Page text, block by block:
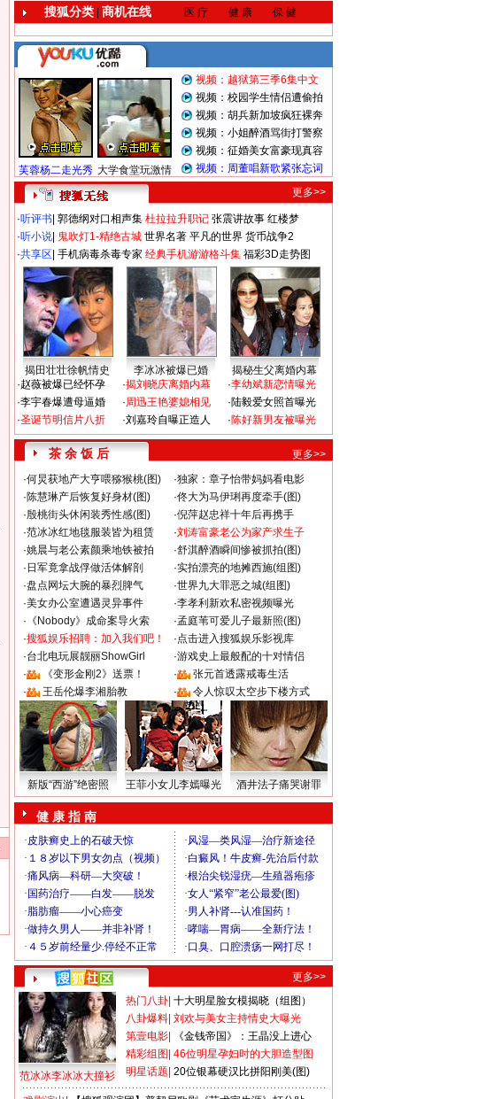
搜狐分类| 商机在线 医 疗 健 康 保 健
芙蓉杨二走光秀 大学食堂玩激情
视频：越狱第三季6集中文
视频：校园学生情侣遭偷拍
视频：胡兵新加坡疯狂裸奔
视频：小姐醉酒骂街打警察
视频：征婚美女富豪现真容
视频：周董唱新歌紧张忘词
更多>>
·听评书 郭德纲对口相声集 杜拉拉升职记 张震讲故事 红楼梦
·听小说 鬼吹灯1-精绝古城 世界名著 平凡的世界 货币战争2
·共享区 手机病毒杀毒专家 经典手机游游格斗集 福彩3D走势图
揭田壮壮徐帆情史 李冰冰被爆已婚
揭秘生父离婚内幕
·赵薇被爆已经怀孕
·李宇春爆遭母逼婚
·圣诞节明信片八折
·揭刘晓庆离婚内幕
·周迅王艳婆媳相见
·刘嘉玲自曝正造人
·李幼斌新恋情曝光
·陆毅爱女照首曝光
·陈好新男友被曝光
茶 余 饭 后
更多>>
·何炅获地产大亨喂猕猴桃(图) ·独家：章子怡带妈妈看电影
·陈慧琳产后恢复好身材(图) ·佟大为马伊琍再度牵手(图)
·殷桃街头休闲装秀性感(图) ·倪萍赵忠祥十年后再携手
·范冰冰红地毯服装皆为租赁 ·刘涛富豪老公为家产求生子
·姚晨与老公素颜乘地铁被拍 ·舒淇醉酒瞬间惨被抓拍(图)
· 日军竟拿战俘做活体解剖 ·实拍漂亮的地摊西施(组图)
·盘点网坛大腕的暴烈脾气 ·世界九大罪恶之城(组图)
·美女办公室遭遇灵异事件 ·李孝利新欢私密视频曝光
· 《Nobody》成命案导火索 ·孟庭苇可爱儿子最新照(图)
·搜狐娱乐招聘：加入我们吧！ ·点击进入搜狐娱乐影视库
·台北电玩展靓丽ShowGirl ·游戏史上最般配的十对情侣
·
《变形金刚2》送票！ ·
张元首透露戒毒生活
·
王岳伦爆李湘胎教 · 令人惊叹太空步下楼方式
新版“西游”绝密照 王菲小女儿李嫣曝光 酒井法子痛哭谢罪
健 康 指 南
更多>>
范冰冰李冰冰大撞衫
热门八卦 十大明星脸女模揭晓（组图）
八卦爆料 刘欢与美女主持情史大曝光
第壹电影
《金钱帝国》：王晶没上进心
精彩组图 46位明星孕妇时的大胆造型图
明星话题 20位银幕硬汉比拼阳刚美(图)